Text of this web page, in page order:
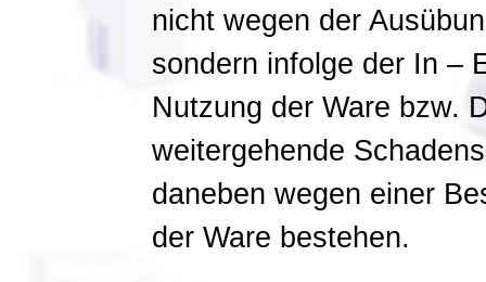
nicht wegen der
sondern infolge der In –
Nutzung der Ware bzw.
weitergehende
daneben wegen einer
der Ware bestehen.